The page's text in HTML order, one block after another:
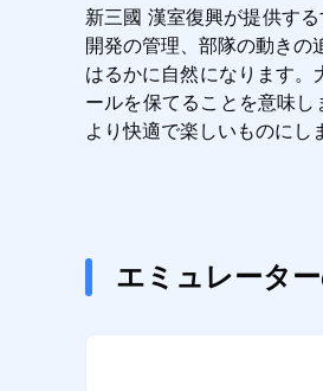
新三國 漢室復興が提供す
開発の管理、部隊の動きの
はるかに自然になります
ールを保てることを意味
より快適で楽しいものにし
エミュレータ